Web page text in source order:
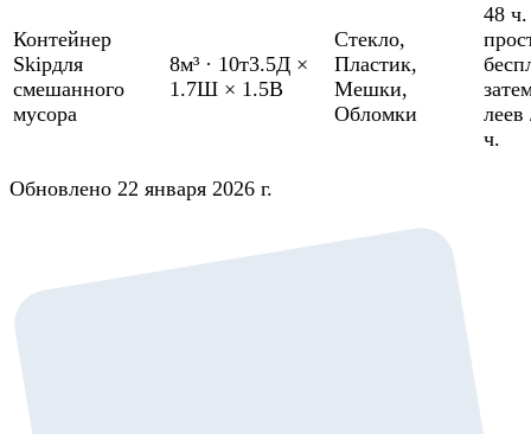
Контейнер
Skipдля
смешанного
мусора
8м³ · 10т3.5Д ×
1.7Ш × 1.5В
Стекло,
Пластик,
Мешки,
Обломки
48 ч.
леев
ч.
Обновлено 22 января 2026 г.